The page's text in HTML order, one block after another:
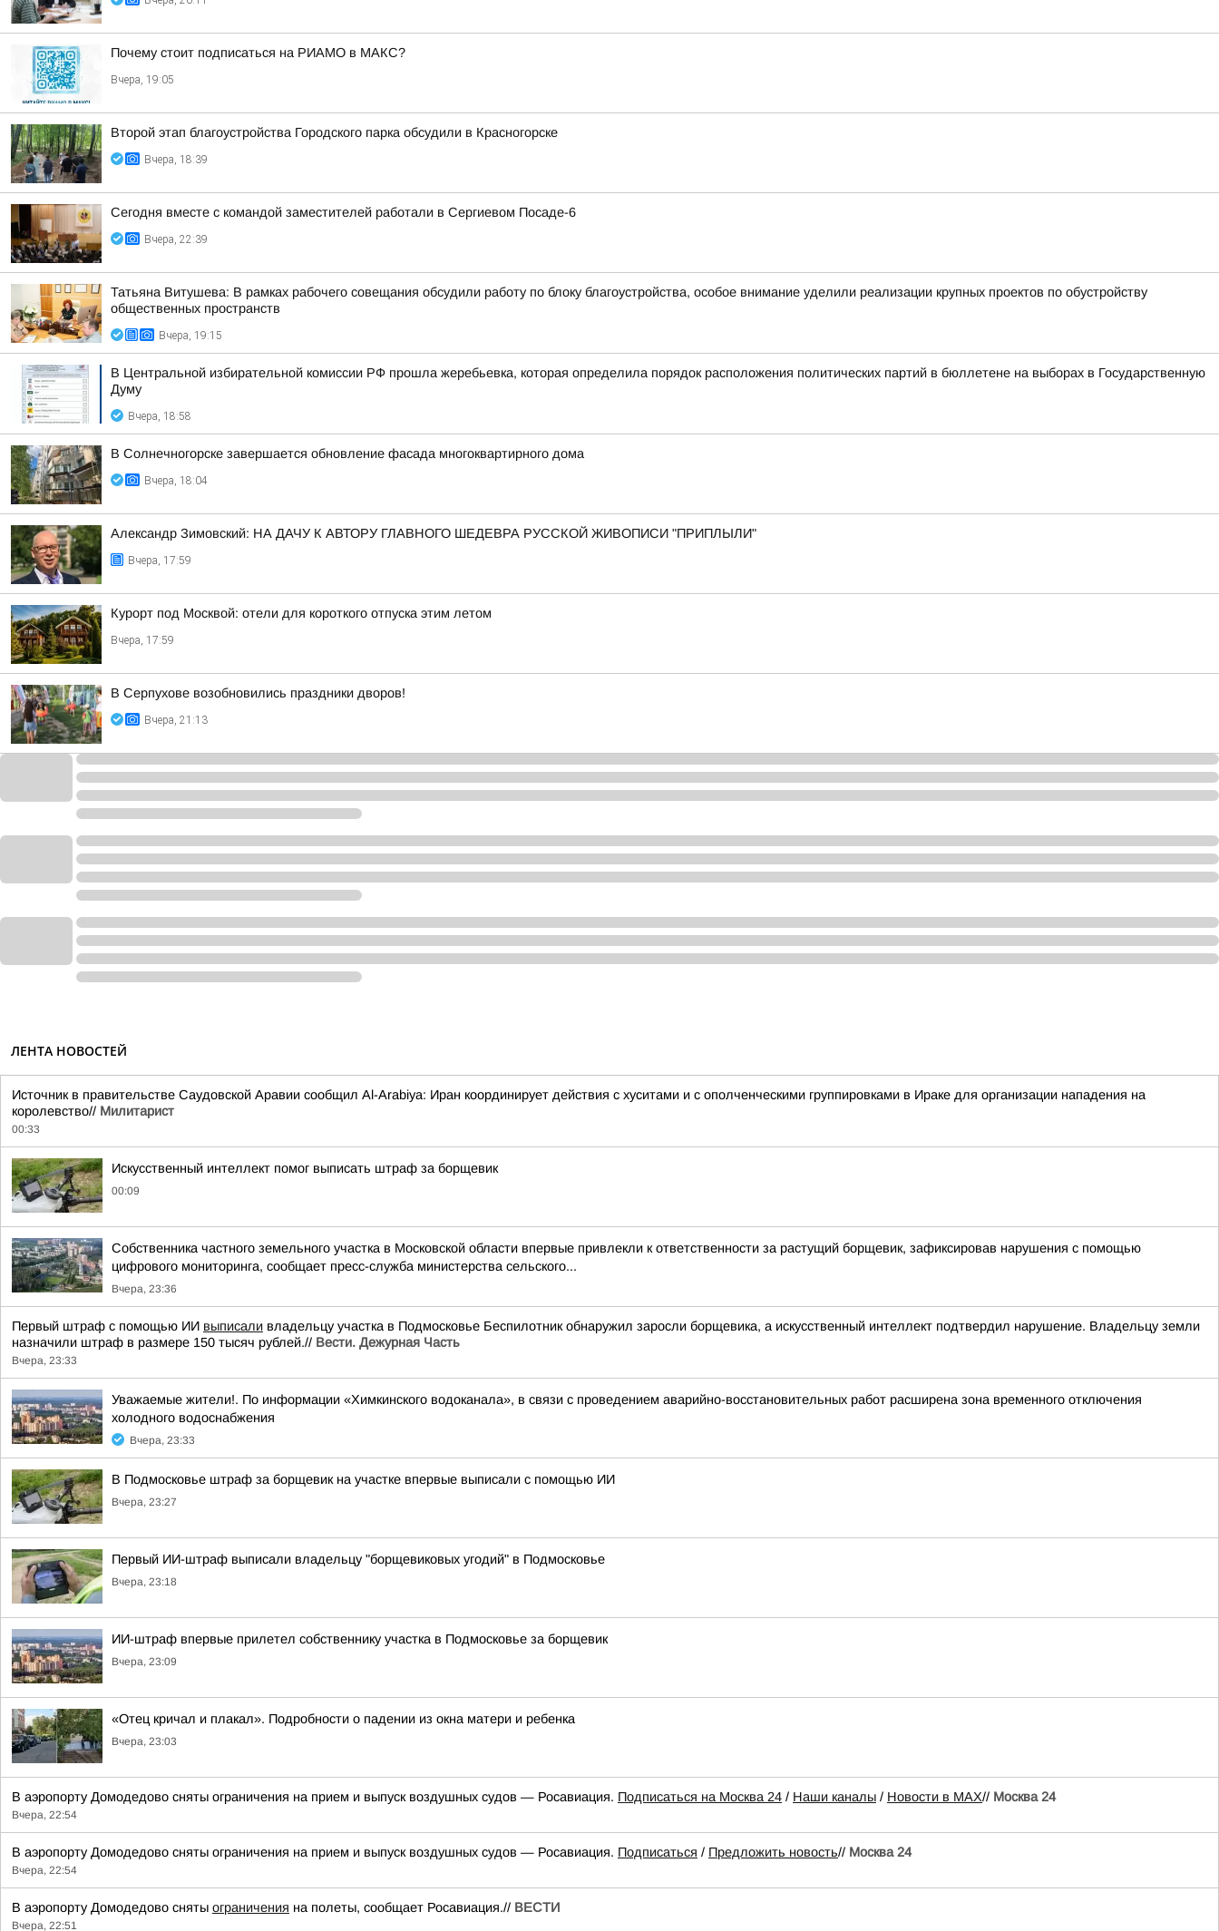
Почему стоит подписаться на РИАМО в МАКС?
Вчера, 19:05
Второй этап благоустройства Городского парка обсудили в Красногорске
Вчера, 18:39
Сегодня вместе с командой заместителей работали в Сергиевом Посаде-6
Вчера, 22:39
Татьяна Витушева: В рамках рабочего совещания обсудили работу по блоку благоустройства, особое внимание уделили реализации крупных проектов по обустройству
общественных пространств
Вчера, 19:15
В Центральной избирательной комиссии РФ прошла жеребьевка, которая определила порядок расположения политических партий в бюллетене на выборах в Государственную
Думу
Вчера, 18:58
В Солнечногорске завершается обновление фасада многоквартирного дома
Вчера, 18:04
Александр Зимовский: НА ДАЧУ К АВТОРУ ГЛАВНОГО ШЕДЕВРА РУССКОЙ ЖИВОПИСИ "ПРИПЛЫЛИ"
Вчера, 17:59
Курорт под Москвой: отели для короткого отпуска этим летом
Вчера, 17:59
В Серпухове возобновились праздники дворов!
Вчера, 21:13
ЛЕНТА НОВОСТЕЙ
Источник в правительстве Саудовской Аравии сообщил Al-Arabiya: Иран координирует действия с хуситами и с ополченческими группировками в Ираке для организации нападения на
королевство// Милитарист
00:33
Искусственный интеллект помог выписать штраф за борщевик
00:09
Собственника частного земельного участка в Московской области впервые привлекли к ответственности за растущий борщевик, зафиксировав нарушения с помощью
цифрового мониторинга, сообщает пресс-служба министерства сельского...
Вчера, 23:36
Первый штраф с помощью ИИ выписали владельцу участка в Подмосковье Беспилотник обнаружил заросли борщевика, а искусственный интеллект подтвердил нарушение. Владельцу земли
назначили штраф в размере 150 тысяч рублей.// Вести. Дежурная Часть
Вчера, 23:33
Уважаемые жители!. По информации «Химкинского водоканала», в связи с проведением аварийно-восстановительных работ расширена зона временного отключения
холодного водоснабжения
Вчера, 23:33
В Подмосковье штраф за борщевик на участке впервые выписали с помощью ИИ
Вчера, 23:27
Первый ИИ-штраф выписали владельцу "борщевиковых угодий" в Подмосковье
Вчера, 23:18
ИИ-штраф впервые прилетел собственнику участка в Подмосковье за борщевик
Вчера, 23:09
«Отец кричал и плакал». Подробности о падении из окна матери и ребенка
Вчера, 23:03
В аэропорту Домодедово сняты ограничения на прием и выпуск воздушных судов — Росавиация. Подписаться на Москва 24 / Наши каналы / Новости в MAX// Москва 24
Вчера, 22:54
В аэропорту Домодедово сняты ограничения на прием и выпуск воздушных судов — Росавиация. Подписаться / Предложить новость// Москва 24
Вчера, 22:54
В аэропорту Домодедово сняты ограничения на полеты, сообщает Росавиация.// ВЕСТИ
Вчера, 22:51